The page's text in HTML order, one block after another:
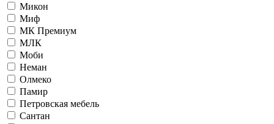
Микон
Миф
МК Премиум
МЛК
Моби
Неман
Олмеко
Памир
Петровская мебель
Сантан